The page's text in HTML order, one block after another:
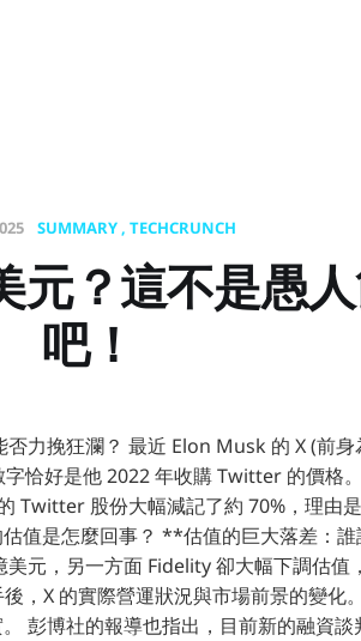
SUMMARY TECHCRUNCH
元？這不是愚
吧！
力挽狂瀾？ 最近 Elon Musk 的 X (前
恰好是他 2022 年收購 Twitter 的價格
Twitter 股份大幅減記了約 70%，理由是
值是怎麼回事？ **估值的巨大落差：
元，另一方面 Fidelity 卻大幅下調估值
，X 的實際營運狀況與市場前景的變化
彭博社的報導也指出，目前新的融資